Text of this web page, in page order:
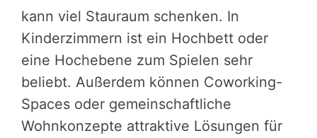
kann viel Stauraum schenken. In
Kinderzimmern ist ein Hochbett oder
eine Hochebene zum Spielen sehr
beliebt. Außerdem können Coworking-
Spaces oder gemeinschaftliche
Wohnkonzepte attraktive Lösungen für